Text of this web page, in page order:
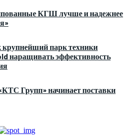
КГШ лучше и надежнее
парк техники
наращивать эффективность
Групп» начинает поставки